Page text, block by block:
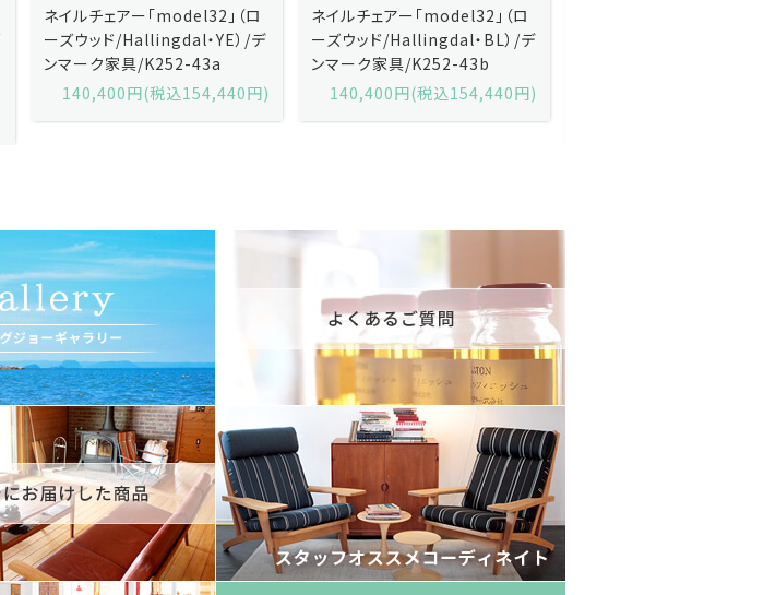
ネイルチェアー「model32」（ロ
ーズウッド/Hallingdal・BL）/デ
ンマーク家具/K252-43b
140,400円(税込154,440円)
Kai Kristiansenカイ・クリスチ
ャンセン/ダイニングチェアー
「No.42」（ローズウッド・レザー
黒）/デンマーク家具/J252-57j